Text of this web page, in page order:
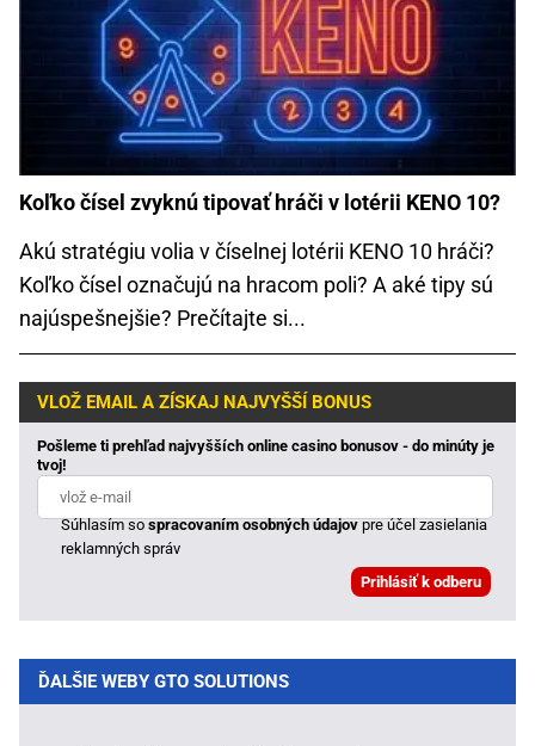
Koľko čísel zvyknú tipovať hráči v lotérii KENO 10?
Akú stratégiu volia v číselnej lotérii KENO 10 hráči?
Koľko čísel označujú na hracom poli? A aké tipy sú
najúspešnejšie? Prečítajte si...
VLOŽ EMAIL A ZÍSKAJ NAJVYŠŠÍ BONUS
Pošleme ti prehľad najvyšších online casino bonusov - do minúty je
tvoj!
Súhlasím sospracovaním osobných údajovpre účel zasielania
reklamných správ
ĎALŠIE WEBY GTO SOLUTIONS